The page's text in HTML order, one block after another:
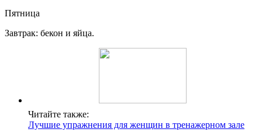
Пятница
Завтрак: бекон и яйца.
Читайте также:
Лучшие упражнения для женщин в тренажерном зале